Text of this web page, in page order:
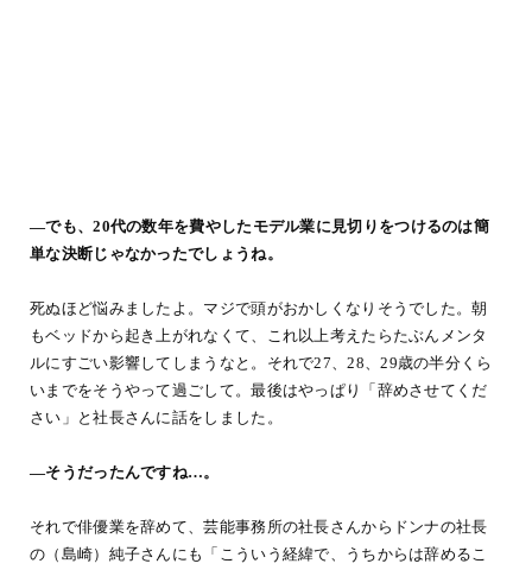
―でも、20代の数年を費やしたモデル業に見切りをつけるのは簡
単な決断じゃなかったでしょうね。
死ぬほど悩みましたよ。マジで頭がおかしくなりそうでした。朝
もベッドから起き上がれなくて、これ以上考えたらたぶんメンタ
ルにすごい影響してしまうなと。それで27、28、29歳の半分くら
いまでをそうやって過ごして。最後はやっぱり「辞めさせてくだ
さい」と社長さんに話をしました。
―そうだったんですね…。
それで俳優業を辞めて、芸能事務所の社長さんからドンナの社長
の（島崎）純子さんにも「こういう経緯で、うちからは辞めるこ